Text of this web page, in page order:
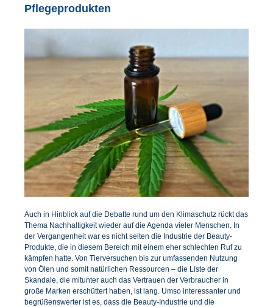
Pflegeprodukten
Auch in Hinblick auf die Debatte rund um den Klimaschutz rückt das
Thema Nachhaltigkeit wieder auf die Agenda vieler Menschen. In
der Vergangenheit war es nicht selten die Industrie der Beauty-
Produkte, die in diesem Bereich mit einem eher schlechten Ruf zu
kämpfen hatte. Von Tierversuchen bis zur umfassenden Nutzung
von Ölen und somit natürlichen Ressourcen – die Liste der
Skandale, die mitunter auch das Vertrauen der Verbraucher in
große Marken erschüttert haben, ist lang. Umso interessanter und
begrüßenswerter ist es, dass die Beauty-Industrie und die